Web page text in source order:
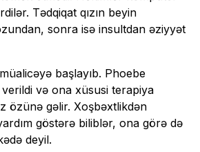
Tədqiqat qızın beyin
sonra isə insultdan əziyyət
başlayıb. Phoebe
və ona xüsusi terapiya
özünə gəlir. Xoşbəxtlikdən
göstərə biliblər, ona görə də
deyil.